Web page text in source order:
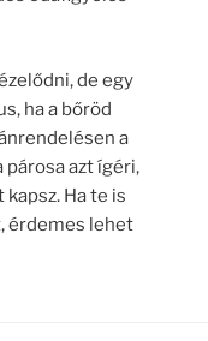
de egy
ha a bőröd
a
azt ígéri,
Ha te is
érdemes lehet